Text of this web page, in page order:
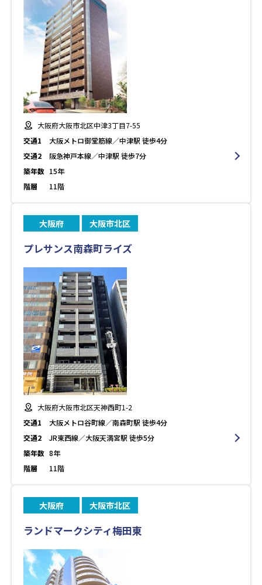
大阪府大阪市北区中津3丁目7-55
交通1
大阪メトロ御堂筋線／中津駅 徒歩4分
交通2
阪急神戸本線／中津駅 徒歩7分
築年数 15年
階層
11階
大阪府 大阪市北区
プレサンス南森町ライズ
大阪府大阪市北区天神西町1-2
交通1
大阪メトロ谷町線／南森町駅 徒歩4分
交通2
JR東西線／大阪天満宮駅 徒歩5分
築年数 8年
階層
11階
大阪府 大阪市北区
ランドマークシティ梅田東